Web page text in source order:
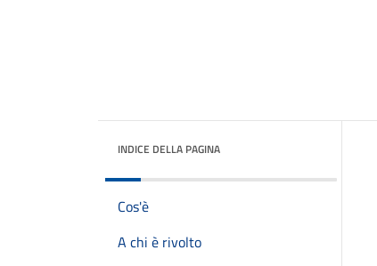
INDICE DELLA PAGINA
Cos'è
A chi è rivolto